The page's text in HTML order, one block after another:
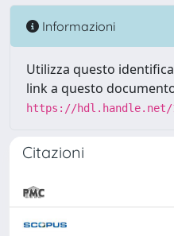
Informazioni
Utilizza questo
link a questo
https://hdl.handle.net/
Citazioni